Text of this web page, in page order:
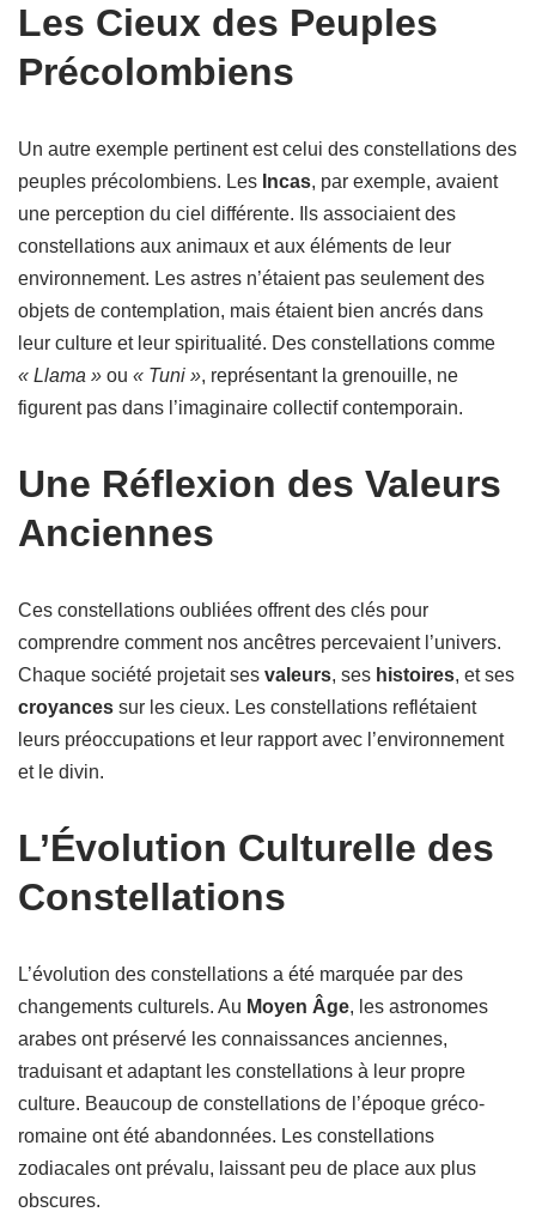
Les Cieux des Peuples
Précolombiens
Un autre exemple pertinent est celui des constellations des
peuples précolombiens. Les Incas, par exemple, avaient
une perception du ciel différente. Ils associaient des
constellations aux animaux et aux éléments de leur
environnement. Les astres n’étaient pas seulement des
objets de contemplation, mais étaient bien ancrés dans
leur culture et leur spiritualité. Des constellations comme
« Llama » ou « Tuni », représentant la grenouille, ne
figurent pas dans l’imaginaire collectif contemporain.
Une Réflexion des Valeurs
Anciennes
Ces constellations oubliées offrent des clés pour
comprendre comment nos ancêtres percevaient l’univers.
Chaque société projetait ses valeurs, ses histoires, et ses
croyances sur les cieux. Les constellations reflétaient
leurs préoccupations et leur rapport avec l’environnement
et le divin.
L’Évolution Culturelle des
Constellations
L’évolution des constellations a été marquée par des
changements culturels. Au Moyen Âge, les astronomes
arabes ont préservé les connaissances anciennes,
traduisant et adaptant les constellations à leur propre
culture. Beaucoup de constellations de l’époque gréco-
romaine ont été abandonnées. Les constellations
zodiacales ont prévalu, laissant peu de place aux plus
obscures.